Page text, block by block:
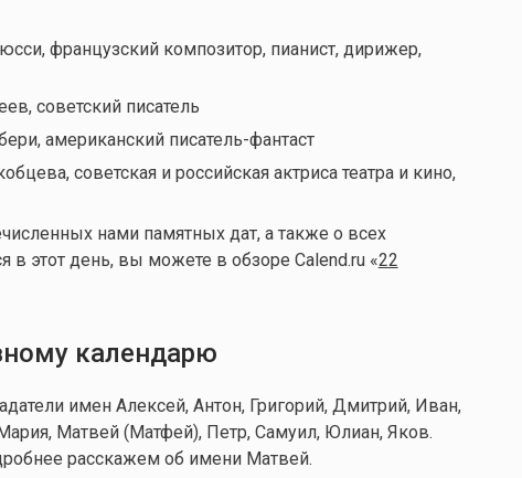
французский композитор, пианист, дирижер,
советский писатель
американский писатель-фантаст
советская и российская актриса театра и кино,
нами памятных дат, а также о всех
этот день, вы можете в обзоре Calend.ru «22
календарю
имен Алексей, Антон, Григорий, Дмитрий, Иван,
Матвей (Матфей), Петр, Самуил, Юлиан, Яков.
расскажем об имени Матвей.